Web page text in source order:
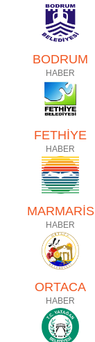
BODRUM
HABER
FETHİYE
HABER
MARMARİS
HABER
ORTACA
HABER